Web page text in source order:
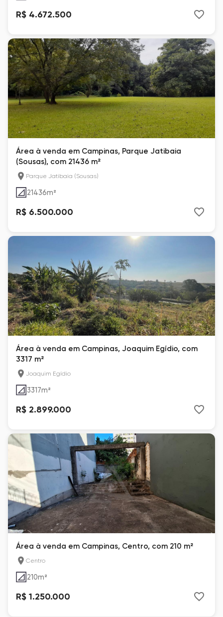
R$ 4.672.500
Área à venda em Campinas, Parque Jatibaia
(Sousas), com 21436 m²
Parque Jatibaia (Sousas)
21436m²
R$ 6.500.000
Área à venda em Campinas, Joaquim Egídio, com
3317 m²
Joaquim Egídio
3317m²
R$ 2.899.000
Área à venda em Campinas, Centro, com 210 m²
Centro
210m²
R$ 1.250.000